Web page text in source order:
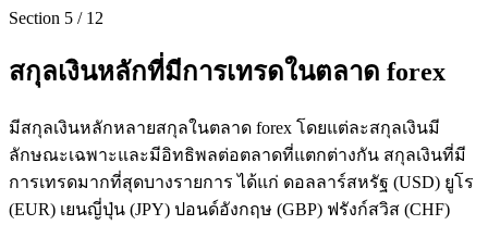
Section 5 / 12
สกุลเงินหลักที่มีการเทรดในตลาด forex
มีสกุลเงินหลักหลายสกุลในตลาด forex โดยแต่ละสกุลเงินมี
ลักษณะเฉพาะและมีอิทธิพลต่อตลาดที่แตกต่างกัน สกุลเงินที่มี
การเทรดมากที่สุดบางรายการ ได้แก่ ดอลลาร์สหรัฐ (USD) ยูโร
(EUR) เยนญี่ปุ่น (JPY) ปอนด์อังกฤษ (GBP) ฟรังก์สวิส (CHF)